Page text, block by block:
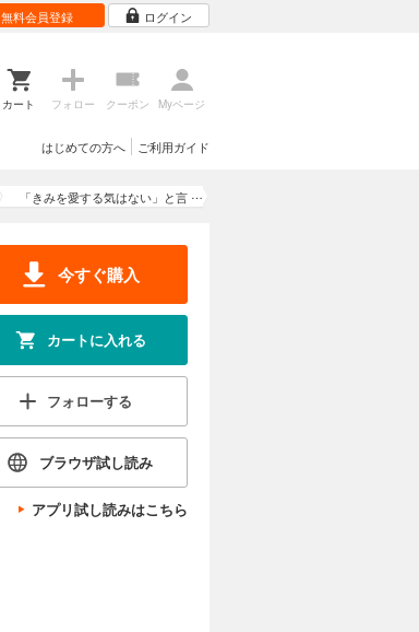
無料会員登録 ログイン
カート フォロー クーポン Myページ
ご利用ガイド
はじめての方へ
「きみを愛する気はない」と言
てきます（単話版）第21話
今すぐ購入
カートに入れる
フォローする
ブラウザ試し読み
アプリ試し読みはこちら
試し読み
試し読み
カートに入れる
試し読み